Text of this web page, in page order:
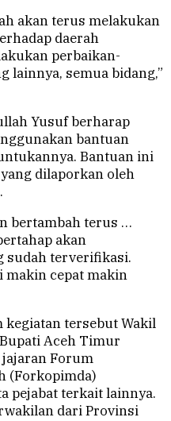
akan terus melakukan
daerah
perbaikan-
lainnya, semua bidang,”
Yusuf berharap
bantuan
Bantuan ini
dilaporkan oleh
bertambah terus …
akan
sudah terverifikasi.
makin cepat makin
tersebut Wakil
Aceh Timur
Forum
(Forkopimda)
pejabat terkait lainnya.
dari Provinsi